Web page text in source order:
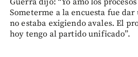
Someterme a la encuesta fue dar
no estaba exigiendo avales. El
hoy tengo al partido unificado”.